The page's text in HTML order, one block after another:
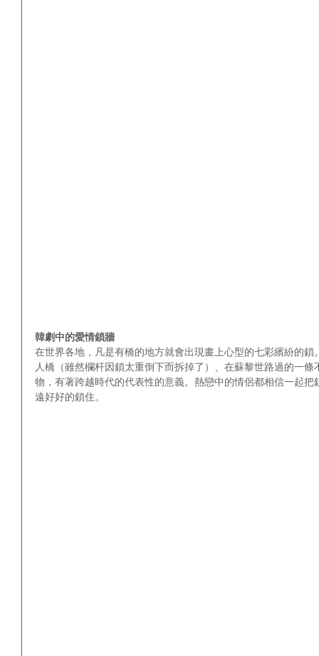
韓劇中的愛情鎖牆
在世界各地，凡是有橋的地方就會出現畫上心型的七彩繽紛的
人橋（雖然欄杆因鎖太重倒下而拆掉了）、在蘇黎世路過的一
物，有著跨越時代的代表性的意義。熱戀中的情侶都相信一起
遠好好的鎖住。